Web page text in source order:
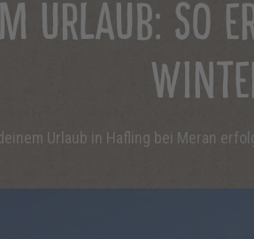
URLAUB: SO
Urlaub in Hafling bei Meran